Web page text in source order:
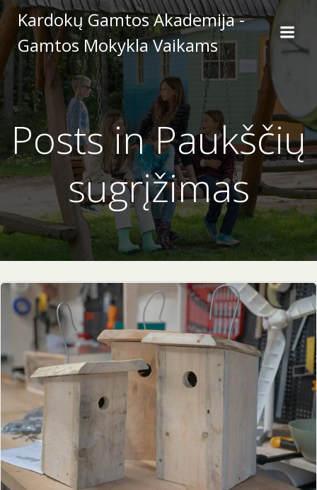
Skip
to
content
Kardokų Gamtos Akademija -
Gamtos Mokykla Vaikams
Posts in Paukščių
sugrįžimas